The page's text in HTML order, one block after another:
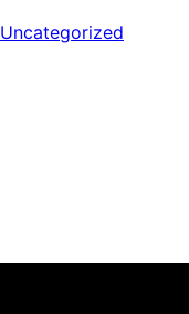
Uncategorized